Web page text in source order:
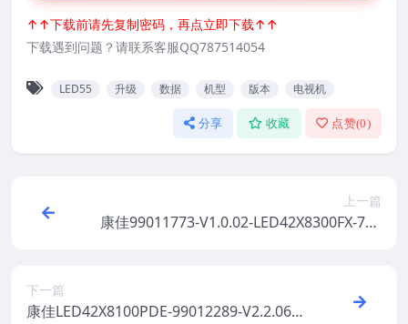
↑↑下载前请先复制密码，再点立即下载↑↑
下载遇到问题？请联系客服QQ787514054
LED55 升级 数据 机型 版本 电视机
分享 收藏 点赞(0)
上一篇
康佳99011773-V1.0.02-LED42X8300FX-720
下一篇
康佳LED42X8100PDE-99012289-V2.2.06原